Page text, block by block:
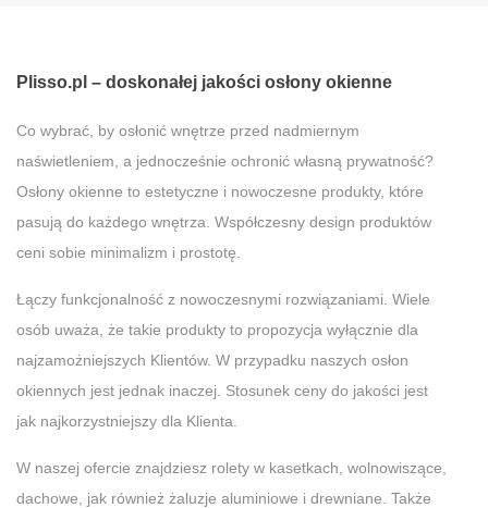
Plisso.pl – doskonałej jakości osłony okienne
Co wybrać, by osłonić wnętrze przed nadmiernym
naświetleniem, a jednocześnie ochronić własną prywatność?
Osłony okienne to estetyczne i nowoczesne produkty, które
pasują do każdego wnętrza. Współczesny design produktów
ceni sobie minimalizm i prostotę.
Łączy funkcjonalność z nowoczesnymi rozwiązaniami. Wiele
osób uważa, że takie produkty to propozycja wyłącznie dla
najzamożniejszych Klientów. W przypadku naszych osłon
okiennych jest jednak inaczej. Stosunek ceny do jakości jest
jak najkorzystniejszy dla Klienta.
W naszej ofercie znajdziesz rolety w kasetkach, wolnowiszące,
dachowe, jak również żaluzje aluminiowe i drewniane. Także